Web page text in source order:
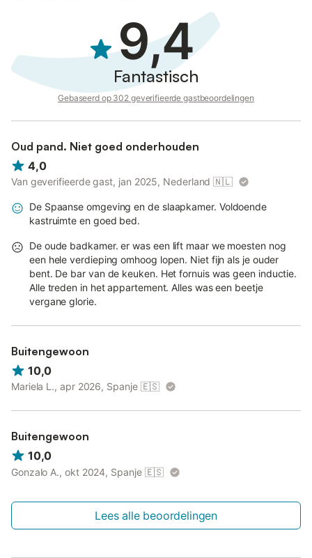
9,4
Fantastisch
Gebaseerd op 302 geverifieerde gastbeoordelingen
Oud pand. Niet goed onderhouden
4,0
Van geverifieerde gast, jan 2025, Nederland 🇳🇱
De Spaanse omgeving en de slaapkamer. Voldoende
kastruimte en goed bed.
De oude badkamer. er was een lift maar we moesten nog
een hele verdieping omhoog lopen. Niet fijn als je ouder
bent. De bar van de keuken. Het fornuis was geen inductie.
Alle treden in het appartement. Alles was een beetje
vergane glorie.
Buitengewoon
10,0
Mariela L., apr 2026, Spanje 🇪🇸
Buitengewoon
10,0
Gonzalo A., okt 2024, Spanje 🇪🇸
Lees alle beoordelingen